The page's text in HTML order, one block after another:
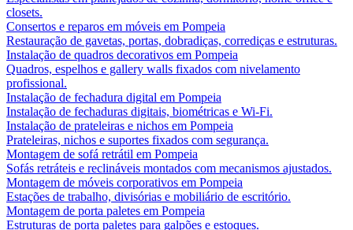
closets.
Consertos e reparos em móveis em Pompeia
Restauração de gavetas, portas, dobradiças, corrediças e estruturas.
Instalação de quadros decorativos em Pompeia
Quadros, espelhos e gallery walls fixados com nivelamento
profissional.
Instalação de fechadura digital em Pompeia
Instalação de fechaduras digitais, biométricas e Wi-Fi.
Instalação de prateleiras e nichos em Pompeia
Prateleiras, nichos e suportes fixados com segurança.
Montagem de sofá retrátil em Pompeia
Sofás retráteis e reclináveis montados com mecanismos ajustados.
Montagem de móveis corporativos em Pompeia
Estações de trabalho, divisórias e mobiliário de escritório.
Montagem de porta paletes em Pompeia
Estruturas de porta paletes para galpões e estoques.